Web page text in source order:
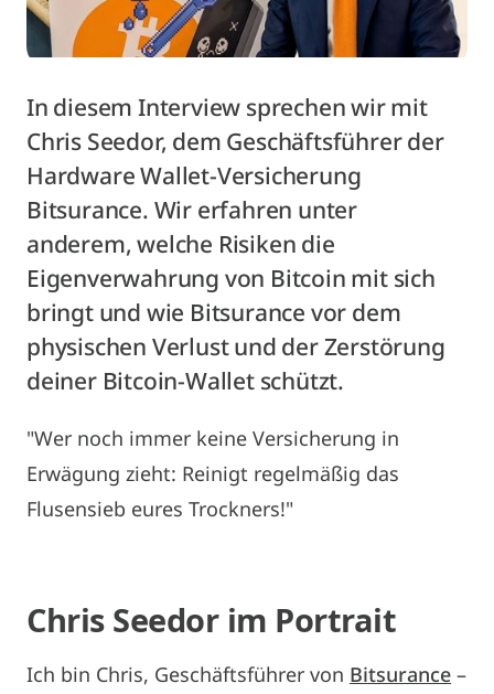
In diesem Interview sprechen wir mit
Chris Seedor, dem Geschäftsführer der
Hardware Wallet-Versicherung
Bitsurance. Wir erfahren unter
anderem, welche Risiken die
Eigenverwahrung von Bitcoin mit sich
bringt und wie Bitsurance vor dem
physischen Verlust und der Zerstörung
deiner Bitcoin-Wallet schützt.
"Wer noch immer keine Versicherung in
Erwägung zieht: Reinigt regelmäßig das
Flusensieb eures Trockners!"
Chris Seedor im Portrait
Ich bin Chris, Geschäftsführer von Bitsurance –